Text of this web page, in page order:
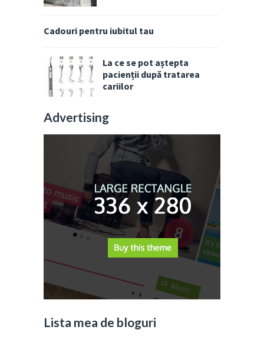
Cadouri pentru iubitul tau
La ce se pot aștepta
pacienții după tratarea
cariilor
Advertising
Lista mea de bloguri